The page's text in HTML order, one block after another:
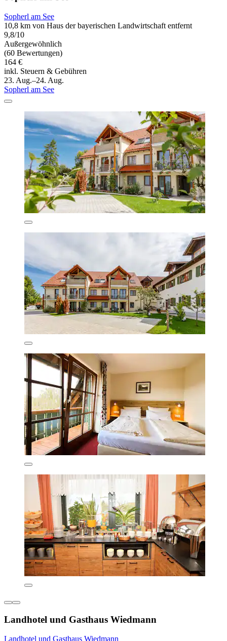
Sopherl am See
10,8 km von Haus der bayerischen Landwirtschaft entfernt
9,8/10
Außergewöhnlich
(60 Bewertungen)
164 €
inkl. Steuern & Gebühren
23. Aug.–24. Aug.
Sopherl am See
Landhotel und Gasthaus Wiedmann
Landhotel und Gasthaus Wiedmann